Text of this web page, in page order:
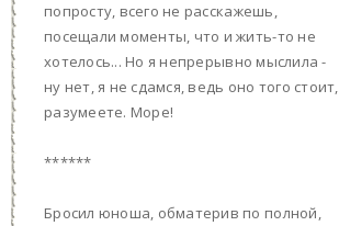
попросту, всего не расскажешь,
посещали моменты, что и жить-то не
хотелось... Но я непрерывно мыслила -
ну нет, я не сдамся, ведь оно того стоит,
разумеете. Море!
******
Бросил юноша, обматерив по полной,